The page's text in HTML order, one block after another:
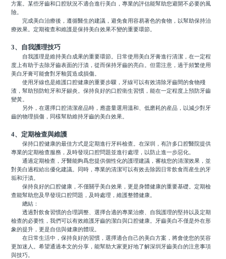
方案。某些牙齒和口腔狀況不適合進行美白，專業的評估能幫助您避開不必要的風
險。
完成美白治療後，遵循醫生的建議，避免食用容易著色的食物，以幫助保持治
療效果。定期複查和維護是保持美白效果不變的重要環節。
3、自我護理技巧
自我護理是維持美白成果的重要環節。日常使用美白牙膏進行清潔，在一定程
度上有助于去除牙齒表面的汙漬，從而保持牙齒的亮白。但需注意，過于頻繁使用
美白牙膏可能會對牙釉質造成損傷。
使用牙線也是維護口腔健康的重要步驟，牙線可以有效清除牙齒間的食物殘
渣，幫助預防蛀牙和牙龈炎。保持良好的口腔衛生習慣，能在一定程度上預防牙齒
變黃。
另外，在選擇口腔清潔産品時，應盡量選用溫和、低磨耗的産品，以減少對牙
齒的物理損傷，同樣幫助維持牙齒的美白效果。
4、定期檢查與維護
保持口腔健康的最佳方式是定期進行牙科檢查。在深圳，有許多口腔醫院提供
專業的定期檢查服務，及時發現口腔問題並進行處理，以防止進一步惡化。
通過定期檢查，牙醫能夠爲您提供個性化的護理建議，審核您的清潔效果，並
對美白過程給出優化建議。同時，專業的清潔可以有效去除因日常飲食而産生的牙
垢和汙漬。
保持良好的口腔健康，不僅關乎美白效果，更是身體健康的重要基礎。定期檢
查能幫助您及早發現口腔問題，及時處理，維護整體健康。
總結：
透過對飲食習慣的合理調整、選擇合適的專業治療、自我護理的堅持以及定期
檢查的必要性，我們可以有效維護牙齒的潔白與口腔健康。牙齒美白不僅是外在形
象的提升，更是自信與健康的體現。
在日常生活中，保持良好的習慣，選擇適合自己的美白方案，將會使您的笑容
更加迷人。希望通過本文的分享，能幫助大家更好地了解深圳牙齒美白的注意事項
與技巧。